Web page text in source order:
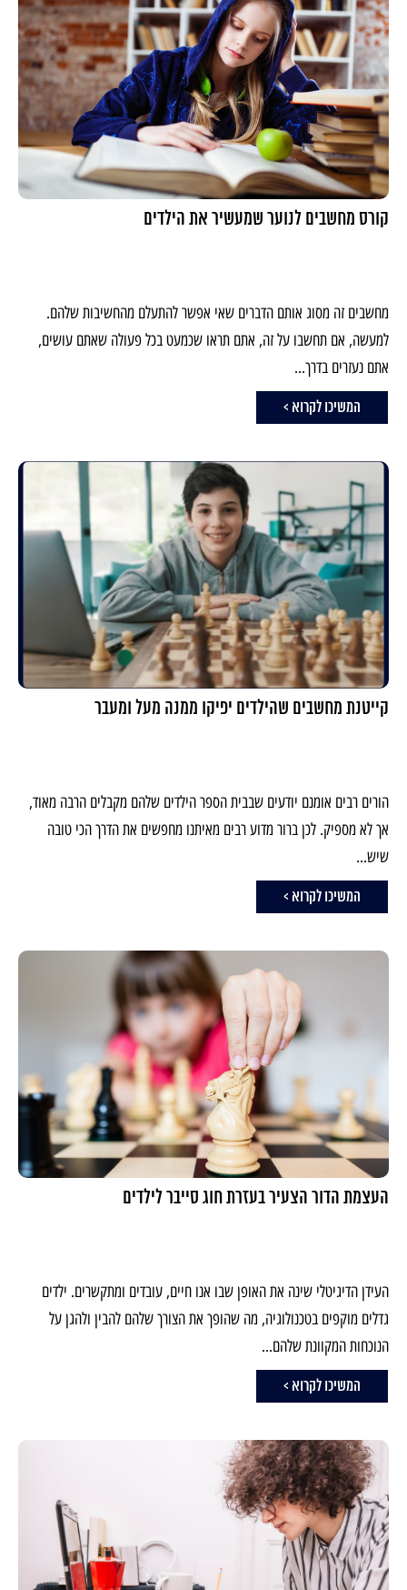
קורס מחשבים לנוער שמעשיר את הילדים
מחשבים זה מסוג אותם הדברים שאי אפשר להתעלם מהחשיבות שלהם.
למעשה, אם תחשבו על זה, אתם תראו שכמעט בכל פעולה שאתם עושים,
אתם נעזרים בדרך...
המשיכו לקרוא >
קייטנת מחשבים שהילדים יפיקו ממנה מעל ומעבר
הורים רבים אומנם יודעים שבבית הספר הילדים שלהם מקבלים הרבה מאוד,
אך לא מספיק. לכן ברור מדוע רבים מאיתנו מחפשים את הדרך הכי טובה
שיש...
המשיכו לקרוא >
העצמת הדור הצעיר בעזרת חוג סייבר לילדים
העידן הדיגיטלי שינה את האופן שבו אנו חיים, עובדים ומתקשרים. ילדים
גדלים מוקפים בטכנולוגיה, מה שהופך את הצורך שלהם להבין ולהגן על
הנוכחות המקוונת שלהם...
המשיכו לקרוא >